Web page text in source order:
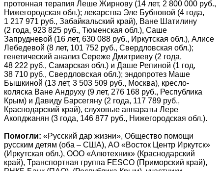
протонная терапия Леше Жирнову (14 лет, 2 800 000 руб.,
Нижегородская обл.); лекарства Эле Бубновой (4 года,
1 217 971 руб., Забайкальский край), Ване Шатилину
(2 года, 923 825 руб., Тюменская обл.), Саше
Запрудневой (16 лет, 630 088 руб., Иркутская обл.), Алисе
Лебедевой (8 лет, 101 752 руб., Свердловская обл.);
генетический анализ Сереже Дмитриеву (2 года,
48 222 руб., Самарская обл.) и Даше Репиной (1 год,
38 710 руб., Свердловская обл.); эндопротез Маше
Бышкиной (13 лет, 3 503 509 руб., Москва), кресло-
коляска Ване Андруху (9 лет, 276 168 руб., Республика
Крым) и Давиду Барсегяну (2 года, 117 789 руб.,
Краснодарский край), слуховые аппараты Лере
Акопджанян (3 года, 146 877 руб., Нижегородская обл.).
Помогли: «Русский дар жизни», Общество помощи
русским детям (оба – США), АО «Восток Центр Иркутск»
(Иркутская обл.), ООО «Алютехник» (Краснодарский
край), Транспортная группа FESCO (Приморский край),